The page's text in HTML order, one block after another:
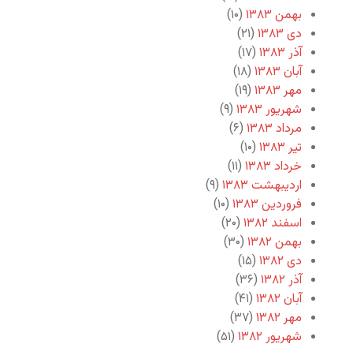
بهمن ۱۳۸۳
(۱۰)
دی ۱۳۸۳
(۲۱)
آذر ۱۳۸۳
(۱۷)
آبان ۱۳۸۳
(۱۸)
مهر ۱۳۸۳
(۱۹)
شهریور ۱۳۸۳
(۹)
مرداد ۱۳۸۳
(۶)
تیر ۱۳۸۳
(۱۰)
خرداد ۱۳۸۳
(۱۱)
اردیبهشت ۱۳۸۳
(۹)
فروردین ۱۳۸۳
(۱۰)
اسفند ۱۳۸۲
(۲۰)
بهمن ۱۳۸۲
(۳۰)
دی ۱۳۸۲
(۱۵)
آذر ۱۳۸۲
(۳۶)
آبان ۱۳۸۲
(۴۱)
مهر ۱۳۸۲
(۳۷)
شهریور ۱۳۸۲
(۵۱)